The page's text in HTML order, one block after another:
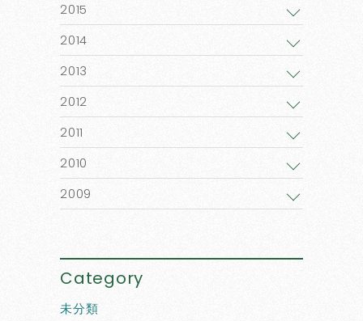
2015
2014
2013
2012
2011
2010
2009
Category
未分類